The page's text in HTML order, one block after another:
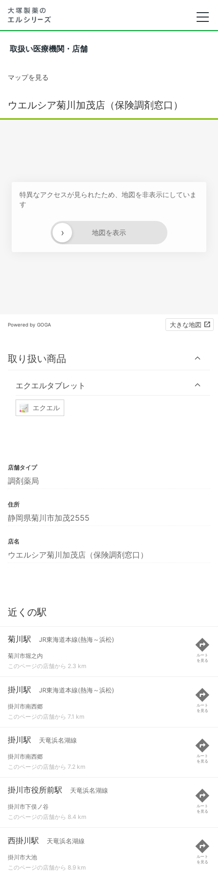
取扱い医療機関・店舗
マップを見る
ウエルシア菊川加茂店（保険調剤窓口）
特異なアクセスが見られたため、地図を非表示にしていま
す
地図を表示
›
Powered by GOGA 大きな地図
取り扱い商品
エクエルタブレット
エクエル
店舗タイプ
調剤薬局
住所
静岡県菊川市加茂2555
店名
ウエルシア菊川加茂店（保険調剤窓口）
近くの駅
菊川駅 JR東海道本線(熱海～浜松)
菊川市堀之内
このページの店舗から 2.3 km
ルート
を見る
掛川駅 JR東海道本線(熱海～浜松)
掛川市南西郷
このページの店舗から 7.1 km
ルート
を見る
掛川駅 天竜浜名湖線
掛川市南西郷
このページの店舗から 7.2 km
ルート
を見る
掛川市役所前駅 天竜浜名湖線
掛川市下俣ノ谷
このページの店舗から 8.4 km
ルート
を見る
西掛川駅 天竜浜名湖線
掛川市大池
このページの店舗から 8.9 km
ルート
を見る